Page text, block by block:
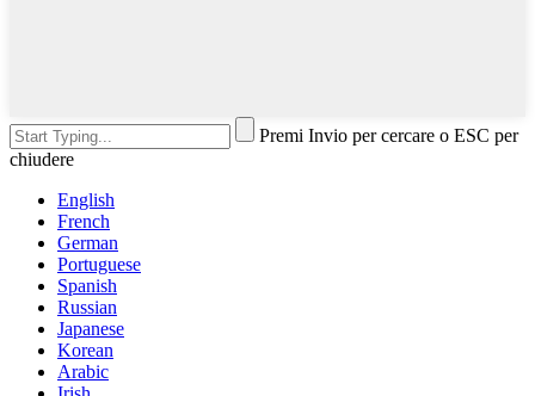
Premi Invio per cercare o ESC per
chiudere
English
French
German
Portuguese
Spanish
Russian
Japanese
Korean
Arabic